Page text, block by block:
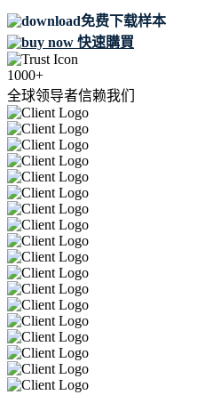
免费下载样本
快速購買
1000+
全球领导者信赖我们